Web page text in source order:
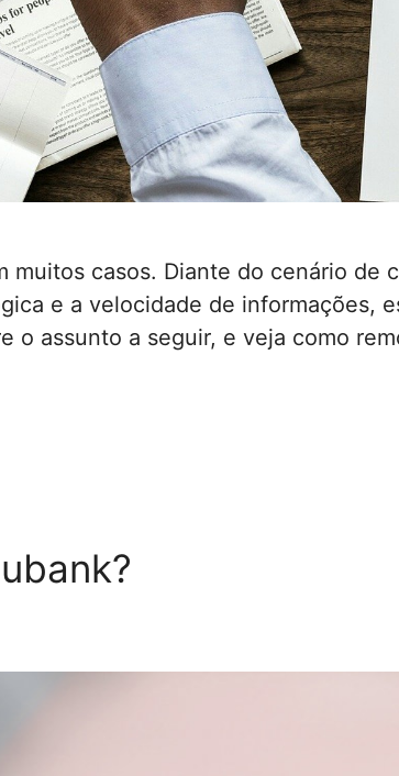
casos. Diante do cenário de
e a velocidade de informações,
o assunto a seguir, e veja como